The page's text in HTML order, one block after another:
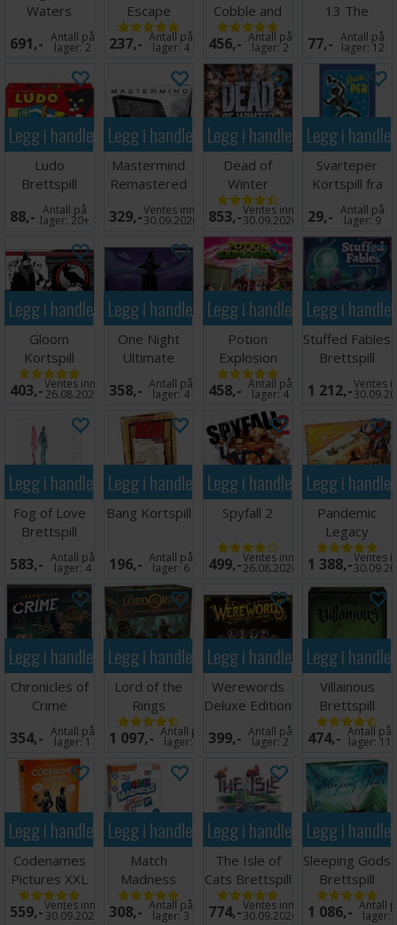
Waters
Brettspill
691,- Antall på
lager:2
Escape
Adventures -
Norsk
237,- Antall på
lager:4
Cobble and
Fog Brettspill
456,- Antall på
lager:2
13 The
Ascent
Kortspill
77,- Antall på
lager: 12
Legg i handlekurven
Ludo
Brettspill
Klassisk
Norsk Design
88,- Antall på
lager:20+
Legg i handlekurven
Mastermind
Remastered
Brettspill
329,-Ventes inn
30.09.2026
Legg i handlekurven
Dead of
Winter
Brettspill
853,-Ventes inn
30.09.2026
Legg i
Svarteper
Kortspill fra
Damm
29,- Antall på
lager:9
Legg i handlekurven
Gloom
Kortspill
403,-Ventes inn
26.08.2026
Legg i handlekurven
One Night
Ultimate
Vampire
Kortspill
358,- Antall på
lager:4
Legg i handlekurven
Potion
Explosion
Brettspill
458,- Antall på
lager:4
Legg i
Stuffed Fables
Brettspill
1 212,-Ventes
Legg i handlekurven
Fog of Love
Brettspill
583,- Antall på
lager:4
Legg i handlekurven
Bang Kortspill
196,- Antall på
lager:6
Legg i handlekurven
Spyfall 2
499,-Ventes inn
26.08.2026
Legg i
Pandemic
Legacy
Season 2
Yellow
1 388,-Ventes
Legg i handlekurven
Chronicles of
Crime
Brettspill
354,- Antall på
lager:1
Legg i handlekurven
Lord of the
Rings
Journeys
Brettspill
1 097,- Antall på
lager:
Legg i handlekurven
Werewords
Deluxe Edition
Kortspill
399,- Antall på
lager:2
Legg i
Villainous
Brettspill
474,- Antall på
lager: 11
Legg i handlekurven
Codenames
Pictures XXL
Kortspill
559,-Ventes inn
30.09.2026
Legg i handlekurven
Match
Madness
Brettspill
308,- Antall på
lager:3
Legg i handlekurven
The Isle of
Cats Brettspill
774,-Ventes inn
30.09.2026
Legg i
Sleeping Gods
Brettspill
1 086,- Antall
lager: